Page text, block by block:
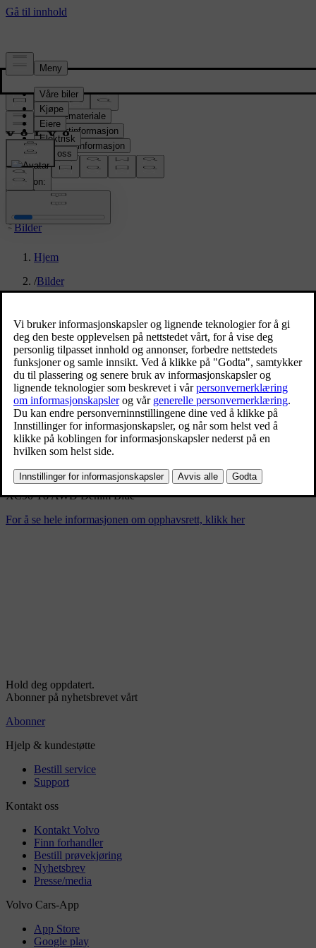
Presserom
Pressemateriale
Produktinformasjon
Selskapsinformasjon
Mediekontakter
location:
NO
Bilder
Hjem
/Bilder
XC90 T8 AWD Denim Blue
9/3/2024
Bokmerke
Del
Last ned
XC90 T8 AWD Denim Blue
For å se hele informasjonen om opphavsrett, klikk her